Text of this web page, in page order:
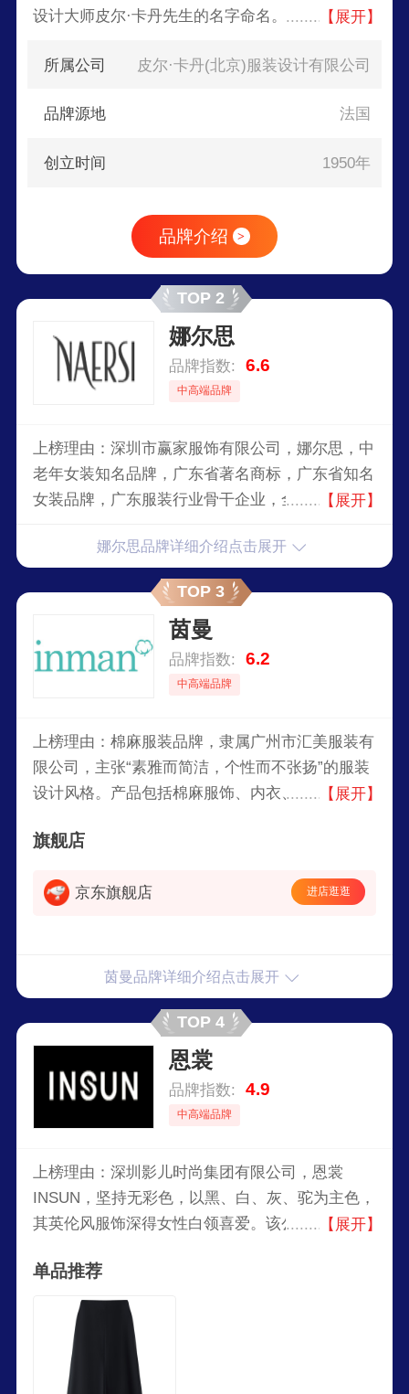
设计大师皮尔·卡丹先生的名字命名。皮尔·卡丹他
创造了集资商业帝国。1979年，皮尔卡丹
【展开】
所属公司 皮尔·卡丹(北京)服装设计有限公司
品牌源地 法国
创立时间 1950年
品牌介绍 >
TOP 2
娜尔思
品牌指数: 6.6
中高端品牌
上榜理由：深圳市赢家服饰有限公司，娜尔思，中
老年女装知名品牌，广东省著名商标，广东省知名
女装品牌，广东服装行业骨干企业，全国名优产
【展开】
娜尔思品牌详细介绍点击展开
TOP 3
茵曼
品牌指数: 6.2
中高端品牌
上榜理由：棉麻服装品牌，隶属广州市汇美服装有
限公司，主张“素雅而简洁，个性而不张扬”的服装
设计风格。产品包括棉麻服饰、内衣、童装等，同
域，众多单品都受到简约生活派们的喜爱。
【展开】
旗舰店
京东旗舰店 进店逛逛
茵曼品牌详细介绍点击展开
TOP 4
恩裳
品牌指数: 4.9
中高端品牌
上榜理由：深圳影儿时尚集团有限公司，恩裳
INSUN，坚持无彩色，以黑、白、灰、驼为主色，
其英伦风服饰深得女性白领喜爱。该公司成立于
推崇的实用主义与华丽细致的细节受到国内众多高
端人士的喜爱。它主张身的和谐与心的自由，产品
从心出发，回归简约与自然。其中性的设计风格代
表了当代女性独立自由的精神风貌。
【展开】
单品推荐